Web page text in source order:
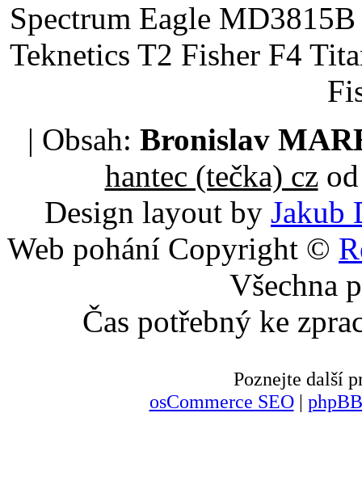
Spectrum Eagle
Teknetics T2 Fisher F4
| Obsah: Bronislav
hantec (tečka) czod
Design layout by Jakub
Web pohání Copyright ©
Všechna
Čas potřebný ke
Poznejte další
osCommerce SEO|